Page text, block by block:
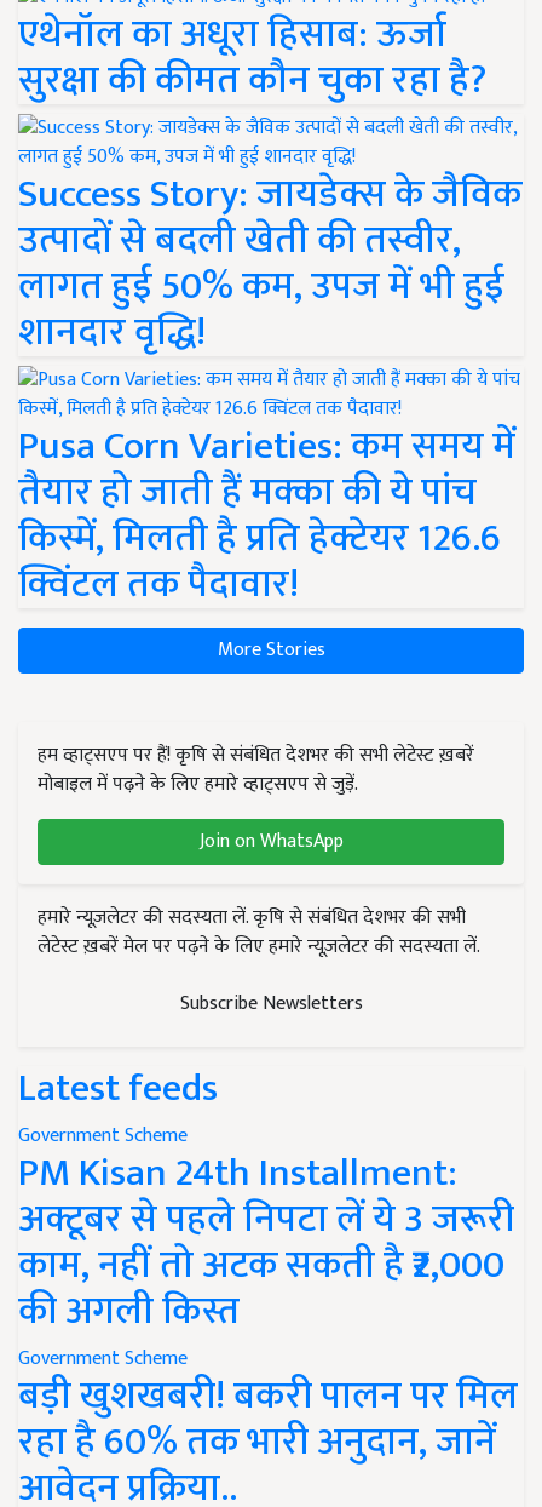
एथेनॉल का अधूरा हिसाब: ऊर्जा
सुरक्षा की कीमत कौन चुका रहा है?
Success Story: जायडेक्स के जैविक
उत्पादों से बदली खेती की तस्वीर,
लागत हुई 50% कम, उपज में भी हुई
शानदार वृद्धि!
Pusa Corn Varieties: कम समय में
तैयार हो जाती हैं मक्का की ये पांच
किस्में, मिलती है प्रति हेक्टेयर 126.6
क्विंटल तक पैदावार!
More Stories
हम व्हाट्सएप पर हैं! कृषि से संबंधित देशभर की सभी लेटेस्ट ख़बरें
मोबाइल में पढ़ने के लिए हमारे व्हाट्सएप से जुड़ें.
Join on WhatsApp
हमारे न्यूज़लेटर की सदस्यता लें. कृषि से संबंधित देशभर की सभी
लेटेस्ट ख़बरें मेल पर पढ़ने के लिए हमारे न्यूज़लेटर की सदस्यता लें.
Subscribe Newsletters
Latest feeds
Government Scheme
PM Kisan 24th Installment:
अक्टूबर से पहले निपटा लें ये 3 जरूरी
काम, नहीं तो अटक सकती है ₹2,000
की अगली किस्त
Government Scheme
बड़ी खुशखबरी! बकरी पालन पर मिल
रहा है 60% तक भारी अनुदान, जानें
आवेदन प्रक्रिया..